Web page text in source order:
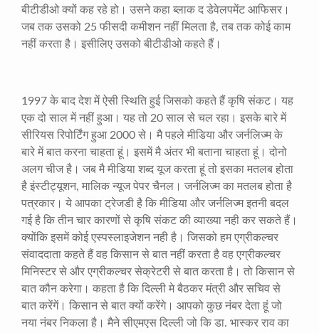
बीटीडीओ क्यों कह रहे हो। उसने कहा ब्लाक द डेवेलपमेंट आफिसर।
जब तक उसको 25 फीसदी कमीशन नहीं मिलता है, तब तक कोई काम
नहीं करता है। इसीलिए उसको बीटीडीओ कहते हैं।
1997 के बाद देश में ऐसी स्थिति हुई जिसको कहते हैं कृषि संकट। यह
एक दो साल में नहीं हुआ। यह तो 20 साल से चल रहा। इसके बारे में
सीरियस रिपोर्टिंग हुआ2000 से। मै पहले मीडिया और जर्नलिज्म के
बारे में बात करना चाहता हूं। इसमें मै अंतर भी बताना चाहता हूं। दोनो
अलग चीज है। जब मै मीडिया शब्द यूज करता हूं तो इसका मतलब होता
है इंस्टीट्यूशन, मालिक न्यूज पेपर चैनल। जर्नलिज्म का मतलब होता है
पत्रकार। ये आपका ट्रेजडी है कि मीडिया और जर्नलिज्म इतनी बदल
गई है कि तीन चार कारणों से कृषि संकट की व्याख्या नही कर सकते हैं।
क्योंकि इसमें कोई एस्पस्लाइजेशन नही है। जिसको हम एग्रीकल्चर
संवाददाता कहते हैं वह किसान से बात नहीं करता है वह एग्रीकल्चर
मिनिस्टर से और एग्रीकल्चर सेक्रेटरी से बात करता है। तो किसान से
बात कौन करेगा। कहता है कि दिल्ली मे बैठकर मंत्री और सचिव से
बात करेंगें। किसान से बात क्यों करेंगे। आपको कुछ नंबर देता हूं जो
नया नंबर निकला है। मैने सीएमएस दिल्ली जो कि डा. भास्कर राव का